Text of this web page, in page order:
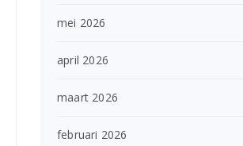
mei 2026
april 2026
maart 2026
februari 2026